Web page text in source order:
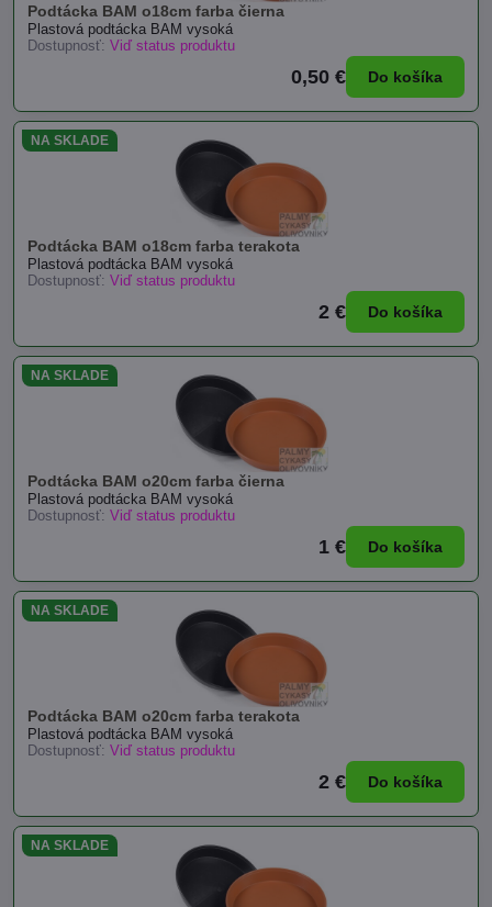
Podtácka BAM o18cm farba čierna
Plastová podtácka BAM vysoká
Dostupnosť: Viď status produktu
0,50 € Do košíka
Podtácka BAM o18cm farba terakota
NA SKLADE
Plastová podtácka BAM vysoká
Dostupnosť: Viď status produktu
2 € Do košíka
Podtácka BAM o20cm farba čierna
NA SKLADE
Plastová podtácka BAM vysoká
Dostupnosť: Viď status produktu
1 € Do košíka
Podtácka BAM o20cm farba terakota
NA SKLADE
Plastová podtácka BAM vysoká
Dostupnosť: Viď status produktu
2 € Do košíka
NA SKLADE